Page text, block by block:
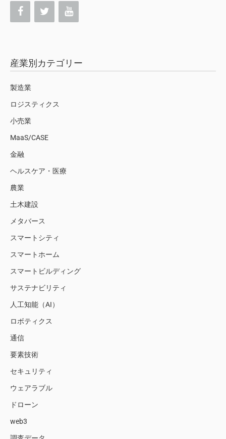
産業別カテゴリー
製造業
ロジスティクス
小売業
MaaS/CASE
金融
ヘルスケア・医療
農業
土木建設
メタバース
スマートシティ
スマートホーム
スマートビルディング
サステナビリティ
人工知能（AI）
ロボティクス
通信
要素技術
セキュリティ
ウェアラブル
ドローン
web3